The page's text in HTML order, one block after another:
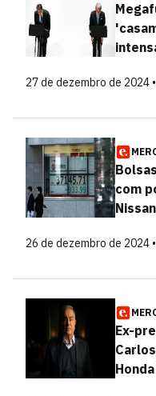
27 de dezembro de 2024
com
Nissan
26 de dezembro de 2024
Ex-